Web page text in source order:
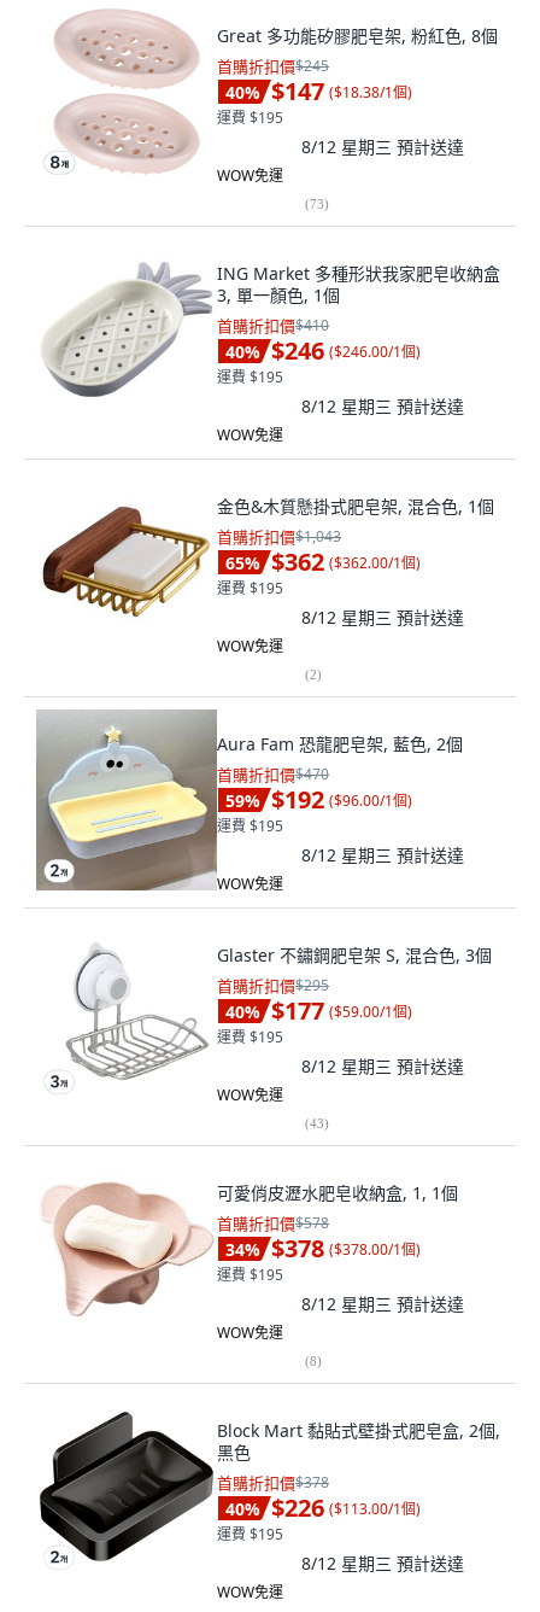
Great 多功能矽膠肥皂架, 粉紅色, 8個
首購折扣價$245
40% $147 ($18.38/1個)
運費 $195
8/12 星期三 預計送達
WOW免運
(73)
ING Market 多種形狀我家肥皂收納盒
3, 單一顏色, 1個
首購折扣價$410
40% $246 ($246.00/1個)
運費 $195
8/12 星期三 預計送達
WOW免運
金色&木質懸掛式肥皂架, 混合色, 1個
首購折扣價$1,043
65% $362 ($362.00/1個)
運費 $195
8/12 星期三 預計送達
WOW免運
(2)
Aura Fam 恐龍肥皂架, 藍色, 2個
首購折扣價$470
59% $192 ($96.00/1個)
運費 $195
8/12 星期三 預計送達
WOW免運
Glaster 不鏽鋼肥皂架 S, 混合色, 3個
首購折扣價$295
40% $177 ($59.00/1個)
運費 $195
8/12 星期三 預計送達
WOW免運
(43)
可愛俏皮瀝水肥皂收納盒, 1, 1個
首購折扣價$578
34% $378 ($378.00/1個)
運費 $195
8/12 星期三 預計送達
WOW免運
(8)
Block Mart 黏貼式壁掛式肥皂盒, 2個,
黑色
首購折扣價$378
40% $226 ($113.00/1個)
運費 $195
8/12 星期三 預計送達
WOW免運